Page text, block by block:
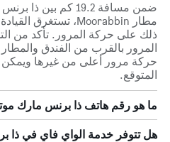
ضمن مسافة 19.2 كم
ذلك على حركة المرور. تأكد من
المرور بالقرب من الفندق
حركة مرور أعلى من غيرها
المتوقع.
ما هو رقم هاتف ذا برنس مارك
هل تتوفر خدمة الواي فاي في ذا